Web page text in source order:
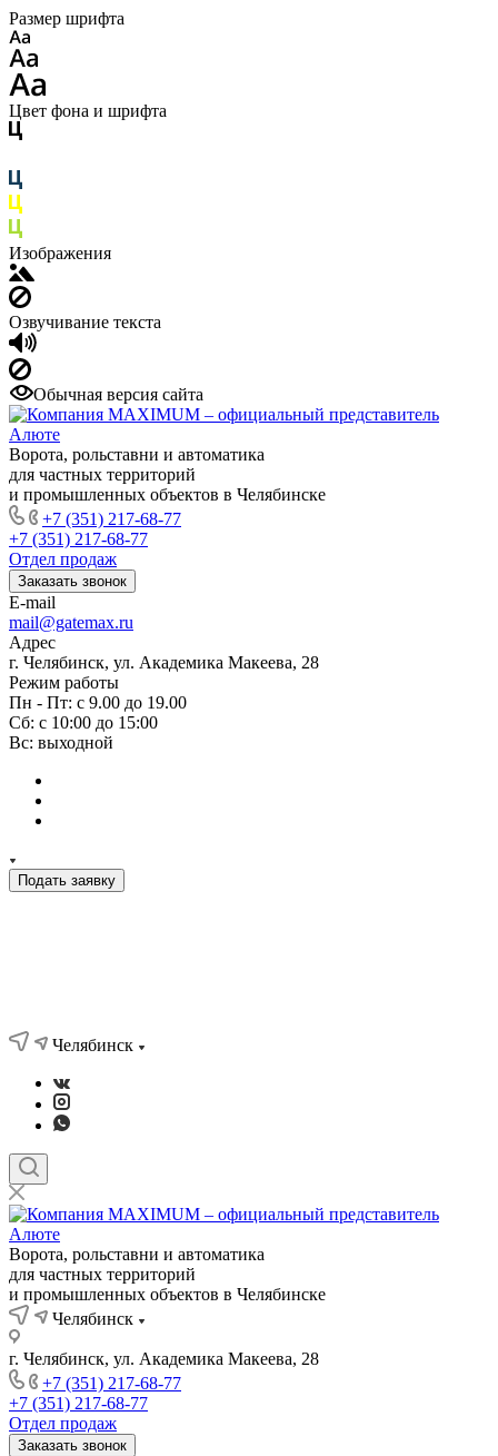
Размер шрифта
Цвет фона и шрифта
Изображения
Озвучивание текста
Обычная версия сайта
Ворота, рольставни и автоматика
для частных территорий
и промышленных объектов в Челябинске
+7 (351) 217-68-77
+7 (351) 217-68-77
Отдел продаж
Заказать звонок
E-mail
mail@gatemax.ru
Адрес
г. Челябинск, ул. Академика Макеева, 28
Режим работы
Пн - Пт: с 9.00 до 19.00
Сб: с 10:00 до 15:00
Вс: выходной
Подать заявку
Челябинск
Ворота, рольставни и автоматика
для частных территорий
и промышленных объектов в Челябинске
Челябинск
г. Челябинск, ул. Академика Макеева, 28
+7 (351) 217-68-77
+7 (351) 217-68-77
Отдел продаж
Заказать звонок